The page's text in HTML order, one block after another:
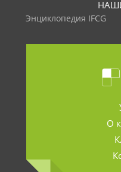
Энциклопедия IFCG
О